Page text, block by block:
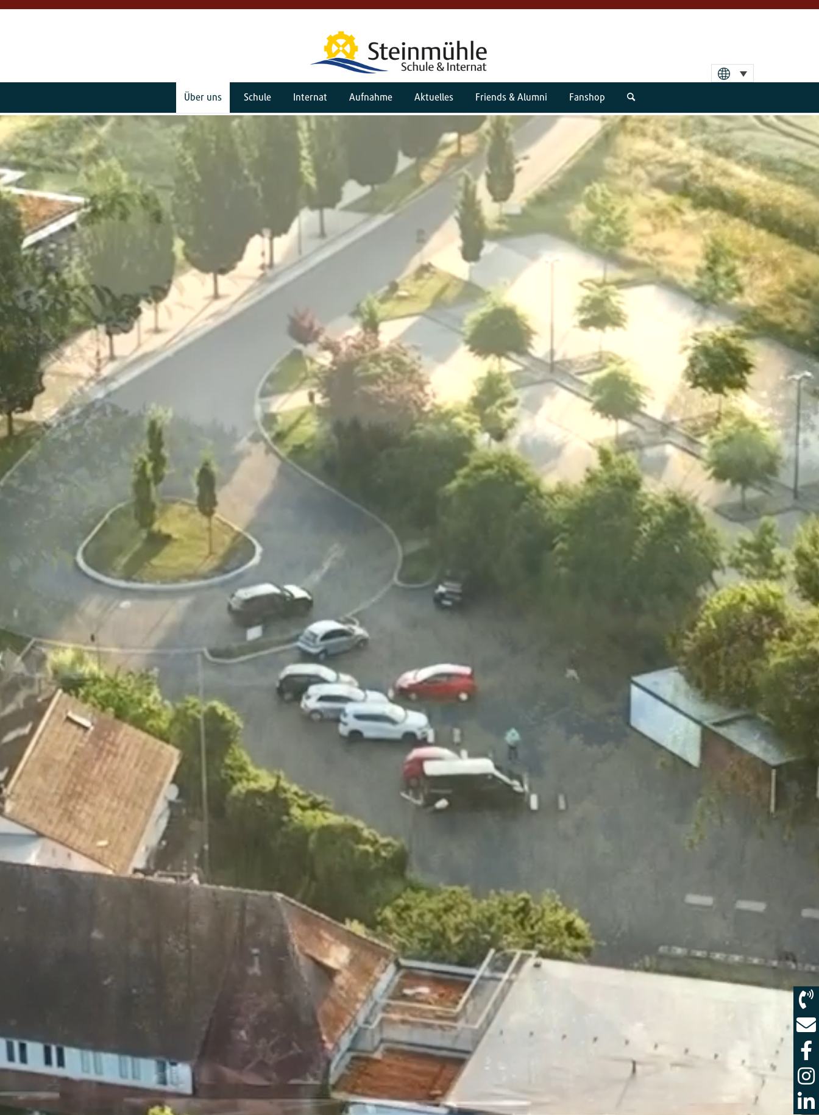
Über uns Schule Internat Aufnahme Aktuelles Friends & Alumni Fanshop